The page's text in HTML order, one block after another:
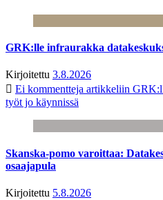
GRK:lle infraurakka
Kirjoitettu 3.8.2026
Ei kommentteja artikkeliin
työt jo käynnissä
Skanska-pomo varoittaa:
osaajapula
Kirjoitettu 5.8.2026